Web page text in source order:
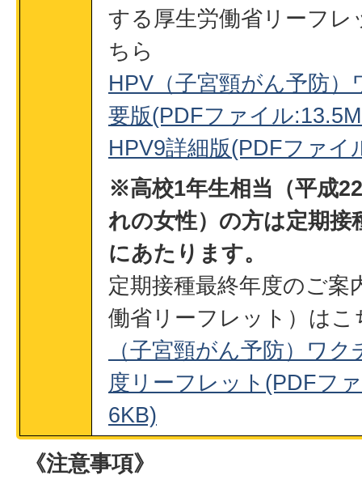
する厚生労働省リーフレ
ちら
HPV（子宮頸がん予防）
要版(PDFファイル
HPV9詳細版(PDFファイ
※高校1年生相当（平成
れの女性）の方は定期接
にあたります。
定期接種最終年度のご案
働省リーフレット）はこ
（子宮頸がん予防）ワ
度リーフレット(PDFフ
6KB)
《注意事項》